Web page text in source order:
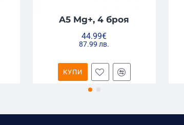
и не съдържат Бисфенол-А или фталати.
A5 Mg+, 4 броя
44.99€
87.99 лв.
КУПИ